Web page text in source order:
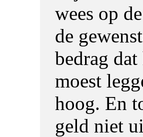
wees op
de
bedrag
moest
hoog. En
geld niet